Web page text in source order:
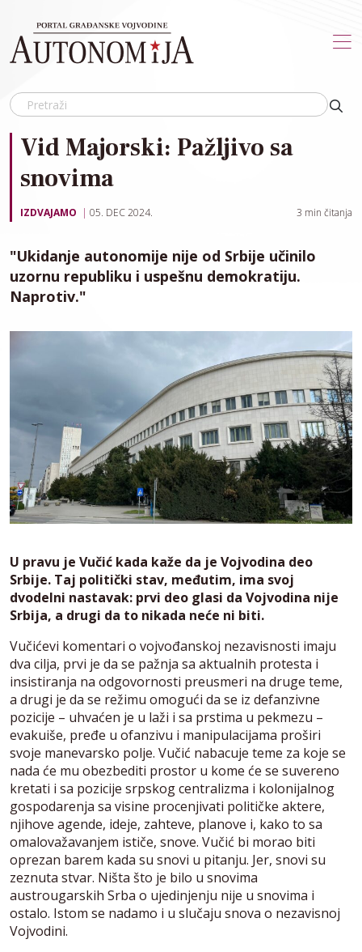
Vid Majorski: Pažljivo sa
snovima
IZDVAJAMO 05. DEC 2024. 3 min čitanja
"Ukidanje autonomije nije od Srbije učinilo
uzornu republiku i uspešnu demokratiju.
Naprotiv."
U pravu je Vučić kada kaže da je Vojvodina deo
Srbije. Taj politički stav, međutim, ima svoj
dvodelni nastavak: prvi deo glasi da Vojvodina nije
Srbija, a drugi da to nikada neće ni biti.
Vučićevi komentari o vojvođanskoj nezavisnosti imaju
dva cilja, prvi je da se pažnja sa aktualnih protesta i
insistiranja na odgovornosti preusmeri na druge teme,
a drugi je da se režimu omogući da se iz defanzivne
pozicije – uhvaćen je u laži i sa prstima u pekmezu –
evakuiše, pređe u ofanzivu i manipulacijama proširi
svoje manevarsko polje. Vučić nabacuje teme za koje se
nada će mu obezbediti prostor u kome će se suvereno
kretati i sa pozicije srpskog centralizma i kolonijalnog
gospodarenja sa visine procenjivati političke aktere,
njihove agende, ideje, zahteve, planove i, kako to sa
omalovažavanjem ističe, snove. Vučić bi morao biti
oprezan barem kada su snovi u pitanju. Jer, snovi su
zeznuta stvar. Ništa što je bilo u snovima
austrougarskih Srba o ujedinjenju nije u snovima i
ostalo. Istom se nadamo i u slučaju snova o nezavisnoj
Vojvodini.